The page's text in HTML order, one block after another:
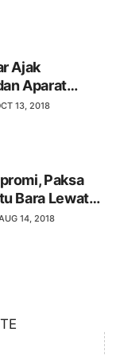
Ajak
Aparat
13, 2018
Paksa
Bara Lewat
14, 2018